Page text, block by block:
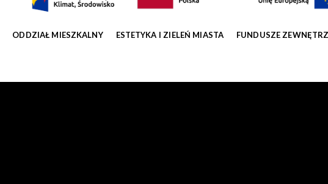
ODDZIAŁ MIESZKALNY ESTETYKA I ZIELEŃ MIASTA FUNDUSZE